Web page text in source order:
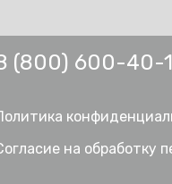
(800) 600-40-
на обработку